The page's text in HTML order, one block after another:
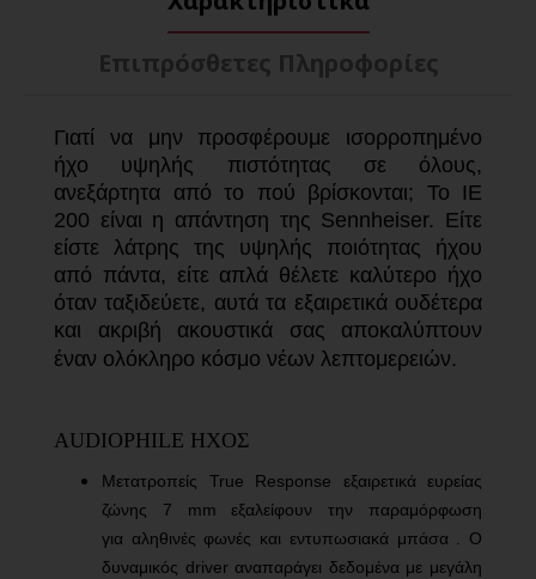
Επιπρόσθετες Πληροφορίες
Γιατί να μην προσφέρουμε ισορροπημένο
ήχο υψηλής πιστότητας σε όλους,
ανεξάρτητα από το πού βρίσκονται; Το IE
200 είναι η απάντηση της Sennheiser. Είτε
είστε λάτρης της υψηλής ποιότητας ήχου
από πάντα, είτε απλά θέλετε καλύτερο ήχο
όταν ταξιδεύετε, αυτά τα εξαιρετικά ουδέτερα
και ακριβή ακουστικά σας αποκαλύπτουν
έναν ολόκληρο κόσμο νέων λεπτομερειών.
AUDIOPHILE ΗΧΟΣ
Μετατροπείς True Response εξαιρετικά ευρείας
ζώνης 7 mm εξαλείφουν την παραμόρφωση
για αληθινές φωνές και εντυπωσιακά μπάσα . Ο
δυναμικός driver αναπαράγει δεδομένα με μεγάλη